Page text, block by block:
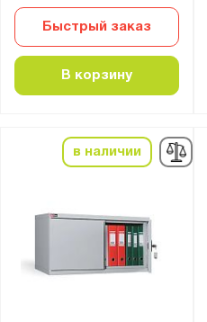
Быстрый заказ
В корзину
в наличии